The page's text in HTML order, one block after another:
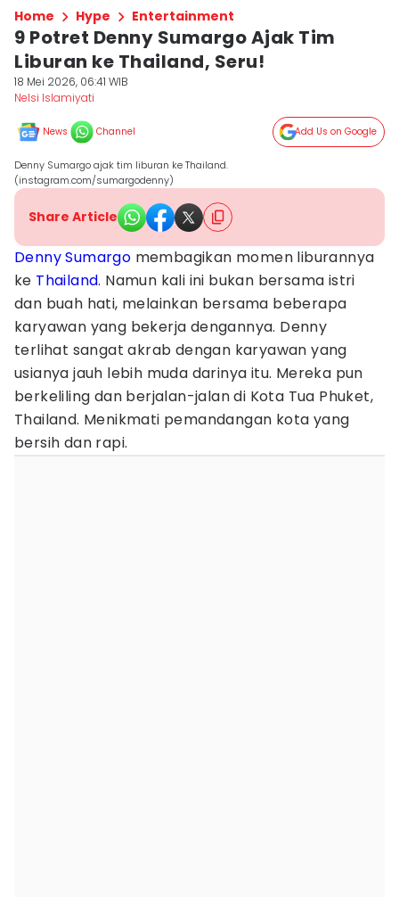
Home Hype Entertainment
9 Potret Denny Sumargo Ajak Tim
Liburan ke Thailand, Seru!
18 Mei 2026, 06:41 WIB
Nelsi Islamiyati
News Channel Add Us on Google
Denny Sumargo ajak tim liburan ke Thailand.
(instagram.com/sumargodenny)
Share Article
Denny Sumargo membagikan momen liburannya
ke Thailand. Namun kali ini bukan bersama istri
dan buah hati, melainkan bersama beberapa
karyawan yang bekerja dengannya. Denny
terlihat sangat akrab dengan karyawan yang
usianya jauh lebih muda darinya itu. Mereka pun
berkeliling dan berjalan-jalan di Kota Tua Phuket,
Thailand. Menikmati pemandangan kota yang
bersih dan rapi.